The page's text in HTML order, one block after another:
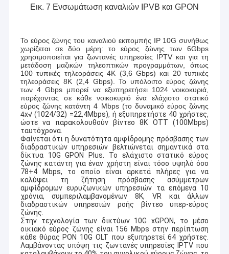
Εικ. 7 Ενσωμάτωση καναλιών IPVB και GPON
Το εύρος ζώνης του καναλιού εκπομπής IP 10G συνήθως
χωρίζεται σε δύο μέρη: το εύρος ζώνης των 6Gbps
χρησιμοποιείται για ζωντανές υπηρεσίες IPTV και για τη
μετάδοση μαζικών τηλεοπτικών προγραμμάτων, όπως
100 τυπικές τηλεοράσεις 4K (3,6 Gbps) και 20 τυπικές
τηλεοράσεις 8K (2,4 Gbps). Το υπόλοιπο εύρος ζώνης
των 4 Gbps μπορεί να εξυπηρετήσει 1024 νοικοκυριά,
παρέχοντας σε κάθε νοικοκυριό ένα ελάχιστο στατικό
εύρος ζώνης κατάντη 4 Mbps (το δυναμικό εύρος ζώνης
4x√ (1024/32) =22,4Mbps), ή εξυπηρετήστε 40 χρήστες,
ώστε να παρακολουθούν βίντεο 8K OTT (100Mbps)
ταυτόχρονα.
Φαίνεται ότι η δυνατότητα αμφίδρομης πρόσβασης των
διαδραστικών υπηρεσιών βελτιώνεται σημαντικά στα
δίκτυα 10G GPON Plus. Το ελάχιστο στατικό εύρος
ζώνης κατάντη για έναν χρήστη είναι τόσο υψηλό όσο
78+4 Mbps, το οποίο είναι αρκετά πλήρες για να
καλύψει τη ζήτηση πρόσβασης ασύμμετρων
αμφίδρομων ευρυζωνικών υπηρεσιών τα επόμενα 10
χρόνια, συμπεριλαμβανομένων 8K, VR και άλλων
διαδραστικών υπηρεσιών ροής βίντεο υπερ-εύρος
ζώνης.
Στην τεχνολογία των δικτύων 10G xGPON, το μέσο
οικιακό εύρος ζώνης είναι 156 Mbps στην περίπτωση
κάθε θύρας PON 10G OLT που εξυπηρετεί 64 χρήστες.
Λαμβάνοντας υπόψη τις ζωντανές υπηρεσίες IPTV που